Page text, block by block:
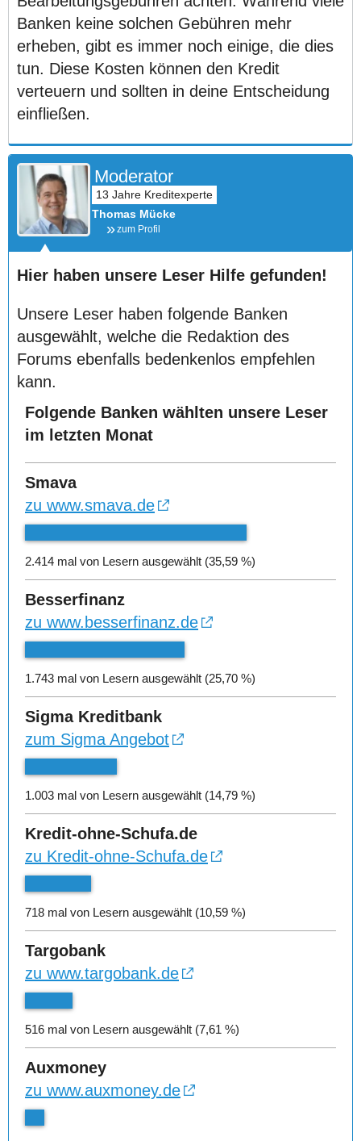
Banken keine solchen Gebühren mehr
erheben, gibt es immer noch einige, die dies
tun. Diese Kosten können den Kredit
verteuern und sollten in deine Entscheidung
einfließen.
Moderator
Thomas Mücke
zum Profil
Hier haben unsere Leser Hilfe gefunden!
Unsere Leser haben folgende Banken
ausgewählt, welche die Redaktion des
Forums ebenfalls bedenkenlos empfehlen
kann.
Folgende Banken wählten unsere Leser
im letzten Monat
Smava
zu www.smava.de
2.414 mal von Lesern ausgewählt (35,59 %)
Besserfinanz
zu www.besserfinanz.de
1.743 mal von Lesern ausgewählt (25,70 %)
Sigma Kreditbank
zum Sigma Angebot
1.003 mal von Lesern ausgewählt (14,79 %)
Kredit-ohne-Schufa.de
zu Kredit-ohne-Schufa.de
718 mal von Lesern ausgewählt (10,59 %)
Targobank
zu www.targobank.de
516 mal von Lesern ausgewählt (7,61 %)
Auxmoney
zu www.auxmoney.de